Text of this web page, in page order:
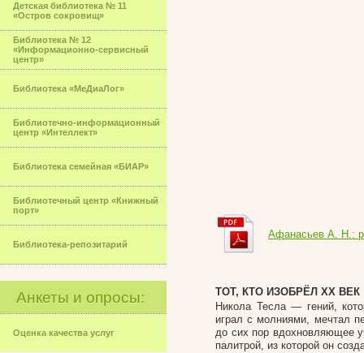
Детская библиотека № 11
«Остров сокровищ»
Библиотека № 12
«Информационно-сервисный
центр»
Библиотека «МеДиаЛог»
Библиотечно-информационный
центр «Интеллект»
Библиотека семейная «БИАР»
Библиотечный центр «Книжный
порт»
Библиотека-репозитарий
Анкеты и опросы:
Оценка качества услуг
Афанасьев А. Н.:
ТОТ, КТО ИЗОБРЁЛ ХХ ВЕК
Никола Тесла — гений,
играл с молниями, мечтал
до сих пор вдохновляющее
палитрой, из которой он